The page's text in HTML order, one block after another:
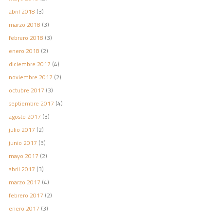
abril 2018 (3)
marzo 2018 (3)
febrero 2018 (3)
enero 2018 (2)
diciembre 2017 (4)
noviembre 2017 (2)
octubre 2017 (3)
septiembre 2017 (4)
agosto 2017 (3)
julio 2017 (2)
junio 2017 (3)
mayo 2017 (2)
abril 2017 (3)
marzo 2017 (4)
febrero 2017 (2)
enero 2017 (3)